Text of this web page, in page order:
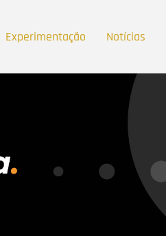
Experimentação Notícias